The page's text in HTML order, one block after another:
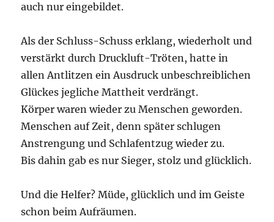
auch nur eingebildet.
Als der Schluss-Schuss erklang, wiederholt und
verstärkt durch Druckluft-Tröten, hatte in
allen Antlitzen ein Ausdruck unbeschreiblichen
Glückes jegliche Mattheit verdrängt.
Körper waren wieder zu Menschen geworden.
Menschen auf Zeit, denn später schlugen
Anstrengung und Schlafentzug wieder zu.
Bis dahin gab es nur Sieger, stolz und glücklich.
Und die Helfer? Müde, glücklich und im Geiste
schon beim Aufräumen.